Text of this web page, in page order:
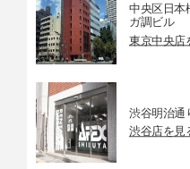
中央区日本
ガ調ビル
東京中央店
渋谷明治通
渋谷店を見